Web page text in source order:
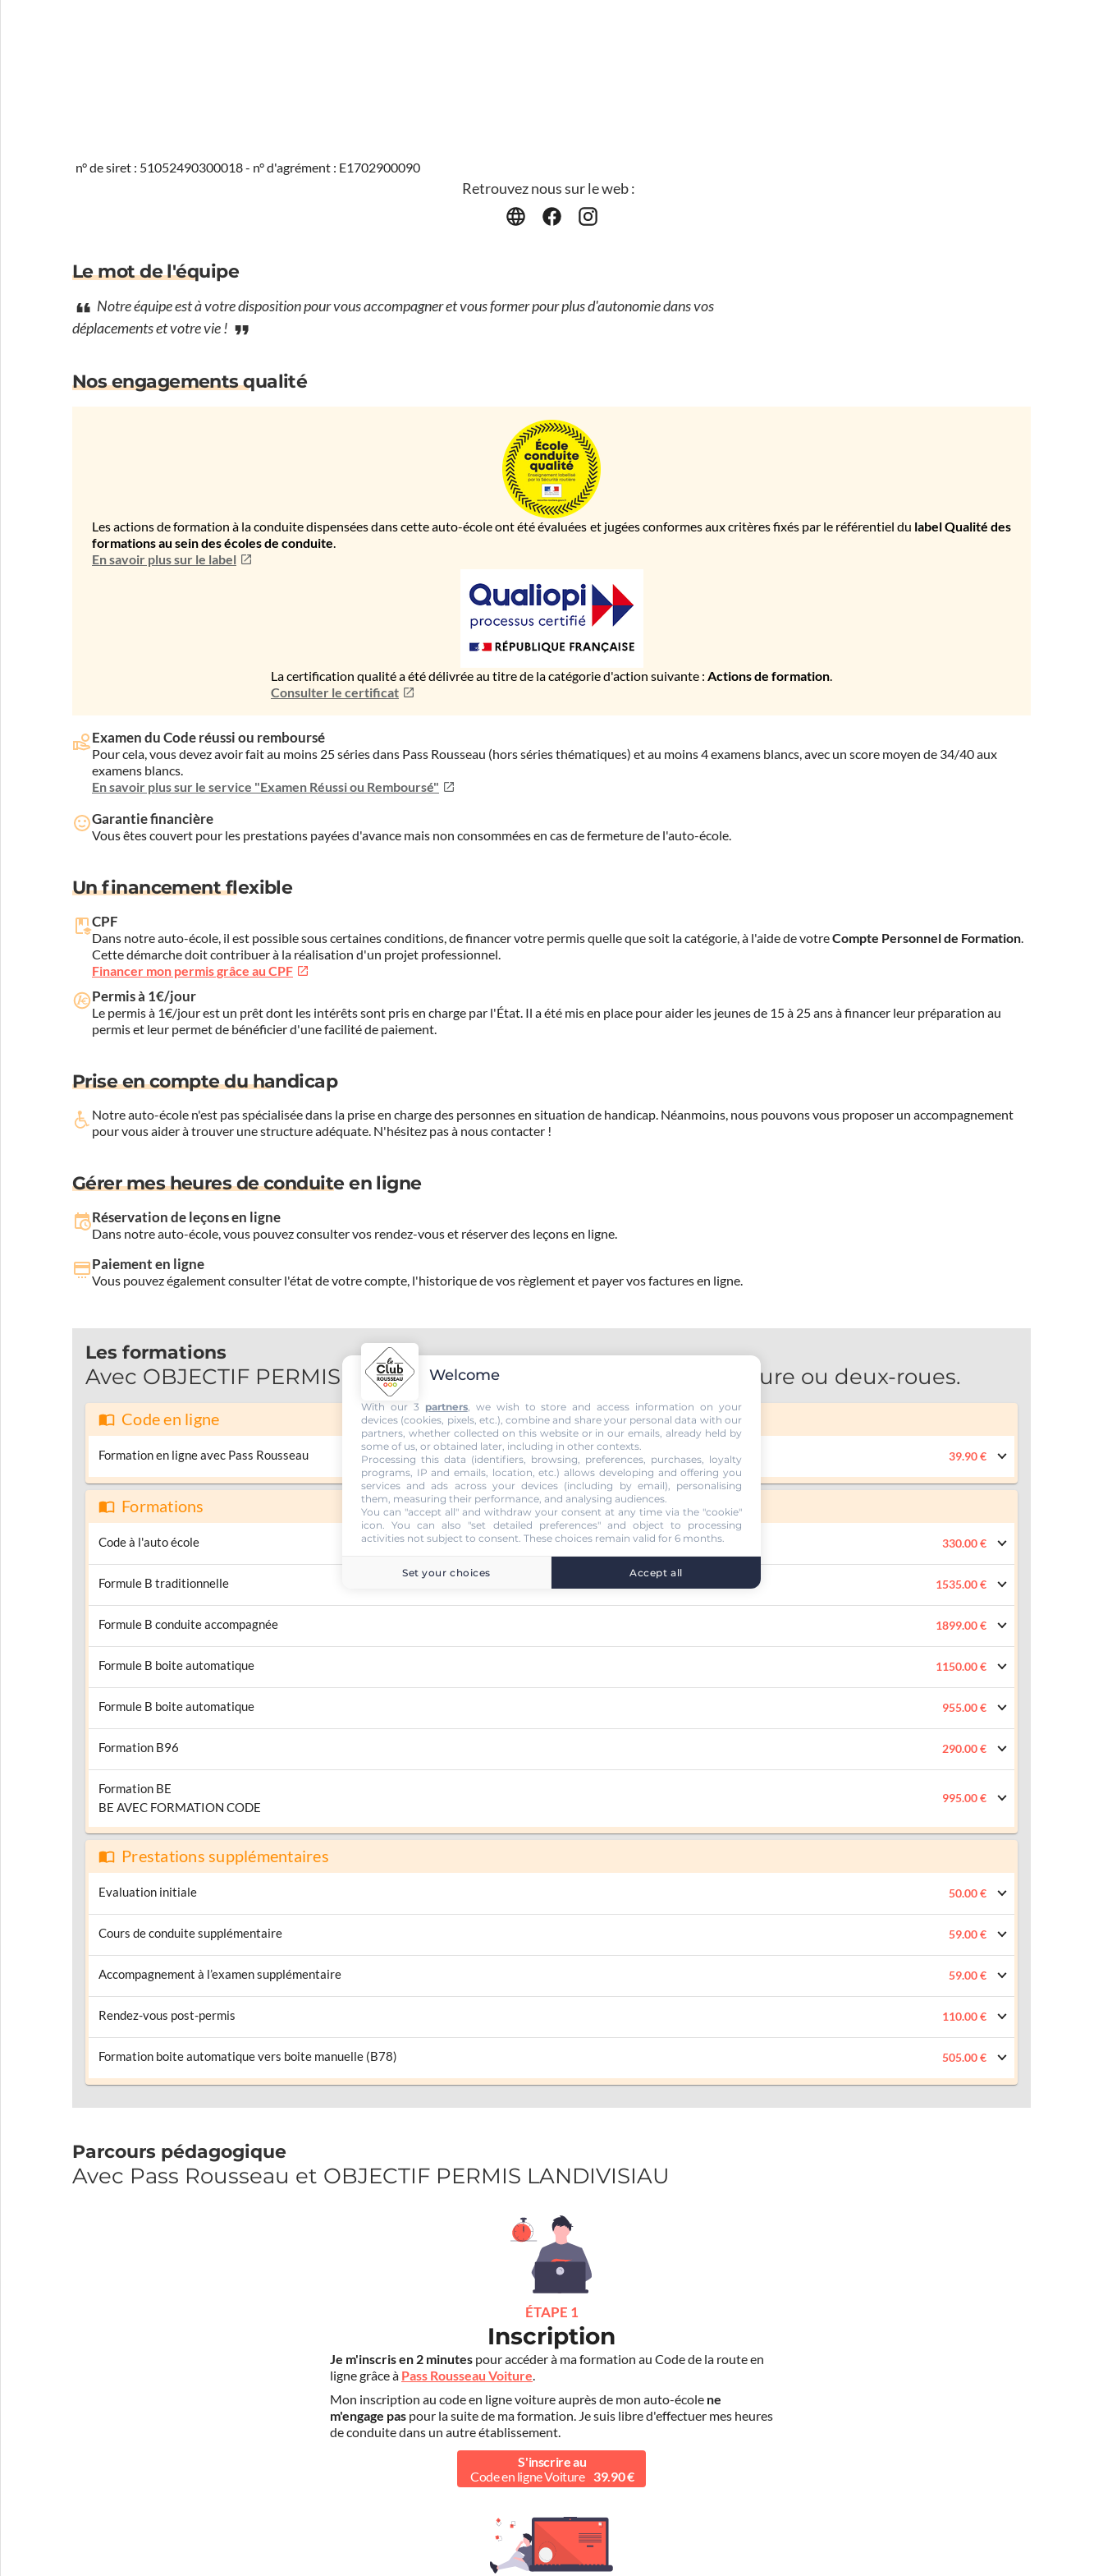
n° de siret : 51052490300018 - n° d'agrément : E1702900090
Retrouvez nous sur le web :
Le mot de l'équipe
Notre équipe est à votre disposition pour vous accompagner et vous former pour plus d'autonomie dans vos
déplacements et votre vie !
Nos engagements qualité
Les actions de formation à la conduite dispensées dans cette auto-école ont été évaluées et jugées conformes aux critères fixés par le référentiel du label Qualité des
formations au sein des écoles de conduite.
En savoir plus sur le label
La certification qualité a été délivrée au titre de la catégorie d'action suivante : Actions de formation.
Consulter le certificat
Examen du Code réussi ou remboursé
Pour cela, vous devez avoir fait au moins 25 séries dans Pass Rousseau (hors séries thématiques) et au moins 4 examens blancs, avec un score moyen de 34/40 aux
examens blancs.
En savoir plus sur le service "Examen Réussi ou Remboursé"
Garantie financière
Vous êtes couvert pour les prestations payées d'avance mais non consommées en cas de fermeture de l'auto-école.
Un financement flexible
CPF
Dans notre auto-école, il est possible sous certaines conditions, de financer votre permis quelle que soit la catégorie, à l'aide de votreCompte Personnel de Formation.
Cette démarche doit contribuer à la réalisation d'un projet professionnel.
Financer mon permis grâce au CPF
Permis à 1€/jour
Le permis à 1€/jour est un prêt dont les intérêts sont pris en charge par l'État. Il a été mis en place pour aider les jeunes de 15 à 25 ans à financer leur préparation au
permis et leur permet de bénéficier d'une facilité de paiement.
Prise en compte du handicap
Notre auto-école n'est pas spécialisée dans la prise en charge des personnes en situation de handicap. Néanmoins, nous pouvons vous proposer un accompagnement
pour vous aider à trouver une structure adéquate. N'hésitez pas à nous contacter !
Gérer mes heures de conduite en ligne
Réservation de leçons en ligne
Dans notre auto-école, vous pouvez consulter vos rendez-vous et réserver des leçons en ligne.
Paiement en ligne
Vous pouvez également consulter l'état de votre compte, l'historique de vos règlement et payer vos factures en ligne.
Les formations
Avec OBJECTIF PERMIS LANDIVISIAU, passez votre permis voiture ou deux-roues.
Code en ligne
Formation en ligne avec Pass Rousseau 39.90 €
Formations
Code à l'auto école 330.00 €
Formule B traditionnelle 1535.00 €
Formule B conduite accompagnée 1899.00 €
Formule B boite automatique 1150.00 €
Formule B boite automatique 955.00 €
Formation B96 290.00 €
Formation BE
BE AVEC FORMATION CODE
995.00 €
Prestations supplémentaires
Evaluation initiale 50.00 €
Cours de conduite supplémentaire 59.00 €
Accompagnement à l’examen supplémentaire 59.00 €
Rendez-vous post-permis 110.00 €
Formation boite automatique vers boite manuelle (B78) 505.00 €
Parcours pédagogique
Avec Pass Rousseau et OBJECTIF PERMIS LANDIVISIAU
ÉTAPE 1
Inscription
Je m'inscris en 2 minutes pour accéder à ma formation au Code de la route en
ligne grâce à Pass Rousseau Voiture
Mon inscription au code en ligne voiture auprès de mon auto-école ne
m'engage pas pour la suite de ma formation. Je suis libre d'effectuer mes heures
de conduite dans un autre établissement.
S'inscrire au
Code en ligne Voiture
39.90 €
Welcome
With our 3 partners, we wish to store and access information on your
devices (cookies, pixels, etc.), combine and share your personal data with our
partners, whether collected on this website or in our emails, already held by
some of us, or obtained later, including in other contexts.
Processing this data (identifiers, browsing, preferences, purchases, loyalty
programs, IP and emails, location, etc.) allows developing and offering you
services and ads across your devices (including by email), personalising
them, measuring their performance, and analysing audiences.
You can "accept all" and withdraw your consent at any time via the "cookie"
icon. You can also "set detailed preferences" and object to processing
activities not subject to consent. These choices remain valid for 6 months.
Set your choices Accept all